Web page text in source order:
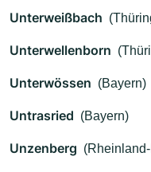
Unterweißbach
Unterwellenborn
Unterwössen (Bayern)
Untrasried (Bayern)
Unzenberg